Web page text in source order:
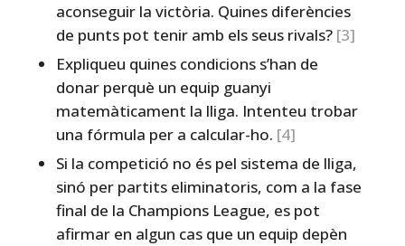
aconseguir la victòria. Quines diferències
de punts pot tenir amb els seus rivals? [3]
Expliqueu quines condicions s’han de
donar perquè un equip guanyi
matemàticament la lliga. Intenteu trobar
una fórmula per a calcular-ho. [4]
Si la competició no és pel sistema de lliga,
sinó per partits eliminatoris, com a la fase
final de la Champions League, es pot
afirmar en algun cas que un equip depèn